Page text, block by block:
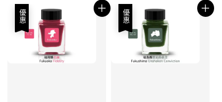
優惠 優惠